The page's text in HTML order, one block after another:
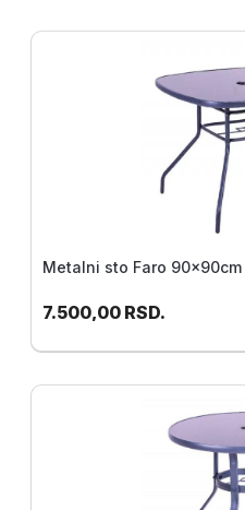
Metalni sto Faro 90x90cm
7.500,00 RSD.